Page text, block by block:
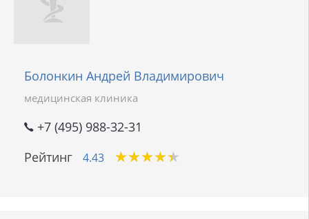
Болонкин Андрей Владимирович
медицинская клиника
+7 (495) 988-32-31
Рейтинг
4.43 ★★★★★
★★★★★